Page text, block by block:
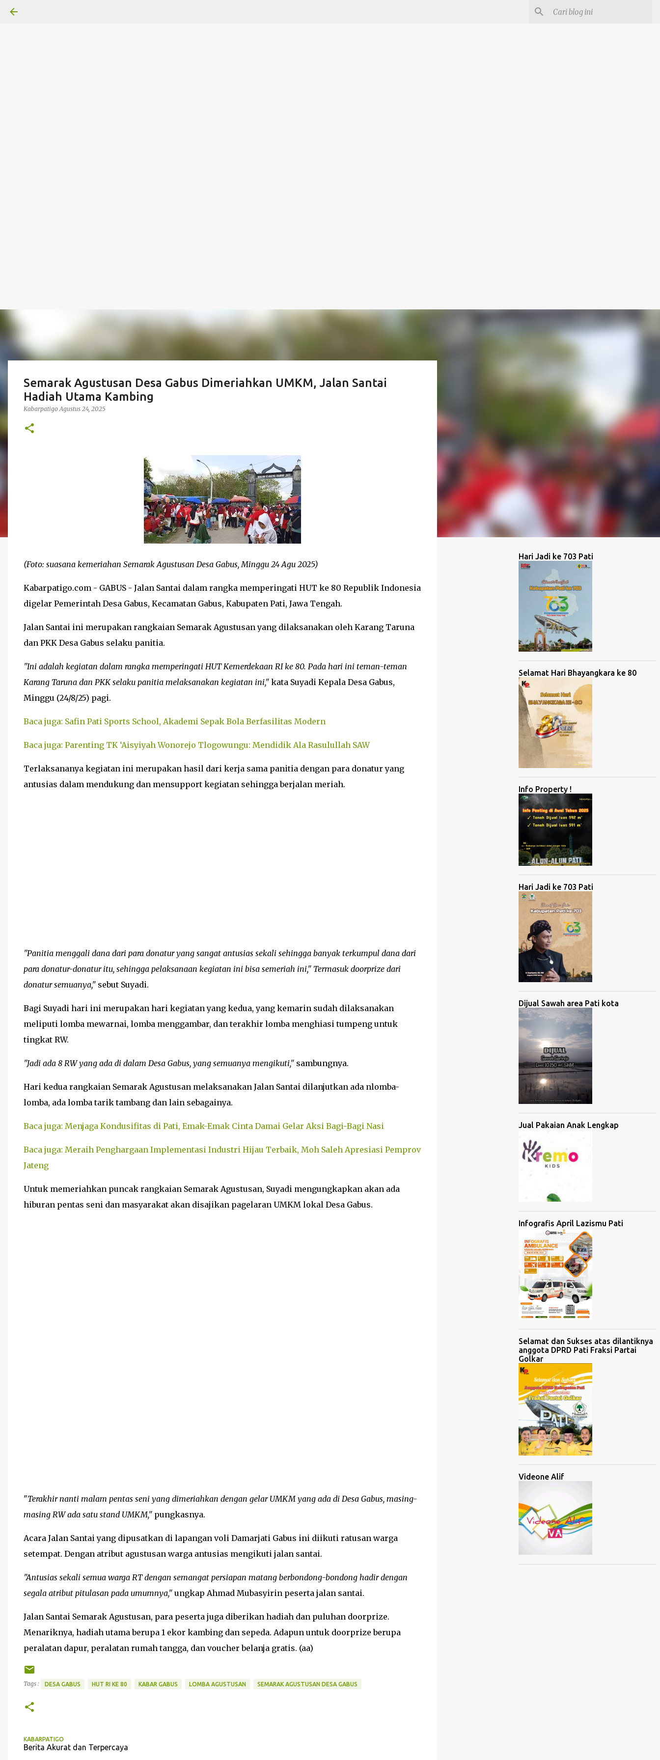
Semarak Agustusan Desa Gabus Dimeriahkan UMKM, Jalan Santai
Hadiah Utama Kambing
Kabarpatigo Agustus 24, 2025
(Foto: suasana kemeriahan Semarak Agustusan Desa Gabus, Minggu 24 Agu 2025)
Kabarpatigo.com - GABUS - Jalan Santai dalam rangka memperingati HUT ke 80 Republik Indonesia
digelar Pemerintah Desa Gabus, Kecamatan Gabus, Kabupaten Pati, Jawa Tengah.
Jalan Santai ini merupakan rangkaian Semarak Agustusan yang dilaksanakan oleh Karang Taruna
dan PKK Desa Gabus selaku panitia.
"Ini adalah kegiatan dalam rangka memperingati HUT Kemerdekaan RI ke 80. Pada hari ini teman-teman
Karang Taruna dan PKK selaku panitia melaksanakan kegiatan ini," kata Suyadi Kepala Desa Gabus,
Minggu (24/8/25) pagi.
Baca juga: Safin Pati Sports School, Akademi Sepak Bola Berfasilitas Modern
Baca juga: Parenting TK ‘Aisyiyah Wonorejo Tlogowungu: Mendidik Ala Rasulullah SAW
Terlaksananya kegiatan ini merupakan hasil dari kerja sama panitia dengan para donatur yang
antusias dalam mendukung dan mensupport kegiatan sehingga berjalan meriah.
"Panitia menggali dana dari para donatur yang sangat antusias sekali sehingga banyak terkumpul dana dari
para donatur-donatur itu, sehingga pelaksanaan kegiatan ini bisa semeriah ini," Termasuk doorprize dari
donatur semuanya," sebut Suyadi.
Bagi Suyadi hari ini merupakan hari kegiatan yang kedua, yang kemarin sudah dilaksanakan
meliputi lomba mewarnai, lomba menggambar, dan terakhir lomba menghiasi tumpeng untuk
tingkat RW.
"Jadi ada 8 RW yang ada di dalam Desa Gabus, yang semuanya mengikuti," sambungnya.
Hari kedua rangkaian Semarak Agustusan melaksanakan Jalan Santai dilanjutkan ada nlomba-
lomba, ada lomba tarik tambang dan lain sebagainya.
Baca juga: Menjaga Kondusifitas di Pati, Emak-Emak Cinta Damai Gelar Aksi Bagi-Bagi Nasi
Baca juga: Meraih Penghargaan Implementasi Industri Hijau Terbaik, Moh Saleh Apresiasi Pemprov
Jateng
Untuk memeriahkan puncak rangkaian Semarak Agustusan, Suyadi mengungkapkan akan ada
hiburan pentas seni dan masyarakat akan disajikan pagelaran UMKM lokal Desa Gabus.
"Terakhir nanti malam pentas seni yang dimeriahkan dengan gelar UMKM yang ada di Desa Gabus, masing-
masing RW ada satu stand UMKM," pungkasnya.
Acara Jalan Santai yang dipusatkan di lapangan voli Damarjati Gabus ini diikuti ratusan warga
setempat. Dengan atribut agustusan warga antusias mengikuti jalan santai.
"Antusias sekali semua warga RT dengan semangat persiapan matang berbondong-bondong hadir dengan
segala atribut pitulasan pada umumnya," ungkap Ahmad Mubasyirin peserta jalan santai.
Jalan Santai Semarak Agustusan, para peserta juga diberikan hadiah dan puluhan doorprize.
Menariknya, hadiah utama berupa 1 ekor kambing dan sepeda. Adapun untuk doorprize berupa
peralatan dapur, peralatan rumah tangga, dan voucher belanja gratis. (aa)
Tags : DESA GABUS HUT RI KE 80 KABAR GABUS LOMBA AGUSTUSAN SEMARAK AGUSTUSAN DESA GABUS
KABARPATIGO
Berita Akurat dan Terpercaya
Hari Jadi ke 703 Pati
Selamat Hari Bhayangkara ke 80
Info Property !
Hari Jadi ke 703 Pati
Dijual Sawah area Pati kota
Jual Pakaian Anak Lengkap
Infografis April Lazismu Pati
Selamat dan Sukses atas dilantiknya
anggota DPRD Pati Fraksi Partai
Golkar
Videone Alif